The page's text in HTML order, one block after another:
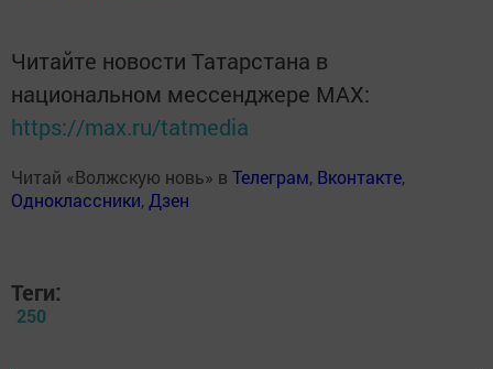
Читайте новости Татарстана в
национальном мессенджере MАХ:
https://max.ru/tatmedia
Читай «Волжскую новь» в Телеграм, Вконтакте,
Одноклассники, Дзен
Теги:
250